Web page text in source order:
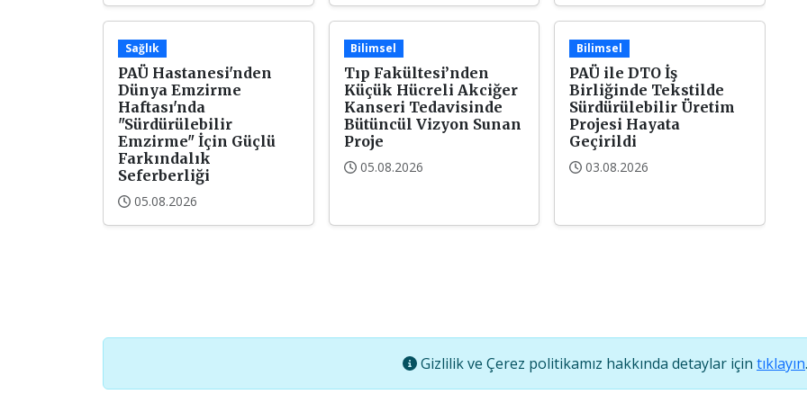
Sağlık
PAÜ Hastanesi'nden
Dünya Emzirme
Haftası'nda
"Sürdürülebilir
Emzirme" İçin Güçlü
Farkındalık
Seferberliği
05.08.2026
Bilimsel
Tıp Fakültesi’nden
Küçük Hücreli Akciğer
Kanseri Tedavisinde
Bütüncül Vizyon Sunan
Proje
05.08.2026
Bilimsel
PAÜ ile DTO İş
Birliğinde Tekstilde
Sürdürülebilir Üretim
Projesi Hayata
Geçirildi
03.08.2026
Gizlilik ve Çerez politikamız hakkında detaylar için tıklayın.